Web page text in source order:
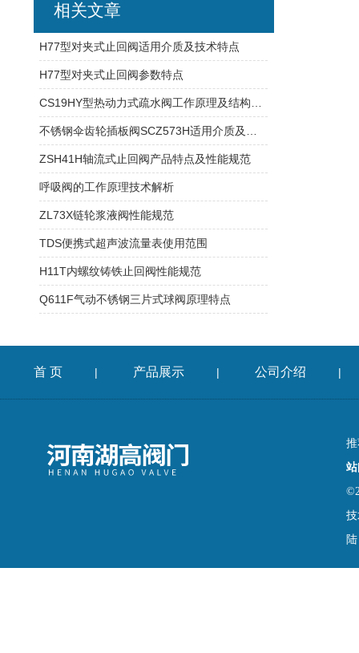
相关文章
H77型对夹式止回阀适用介质及技术特点
H77型对夹式止回阀参数特点
ZSH41H轴流式止回阀产品特点及性能规范
呼吸阀的工作原理技术解析
ZL73X链轮浆液阀性能规范
TDS便携式超声波流量表使用范围
H11T内螺纹铸铁止回阀性能规范
Q611F气动不锈钢三片式球阀原理特点 ​
首 页 | 产品展示 | 公司介绍 |
陆